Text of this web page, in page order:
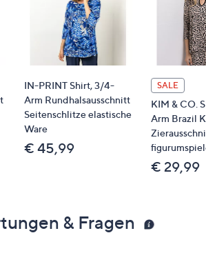
IN-PRINT Shirt, 3/4-
Arm Rundhalsausschnitt
Seitenschlitze elastische
Ware
€ 45,99
SALE
KIM & CO.
Arm Brazil
€ 29,99
& Fragen